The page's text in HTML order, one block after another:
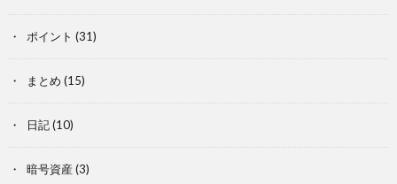
ポイント (31)
まとめ (15)
日記(10)
暗号資産 (3)